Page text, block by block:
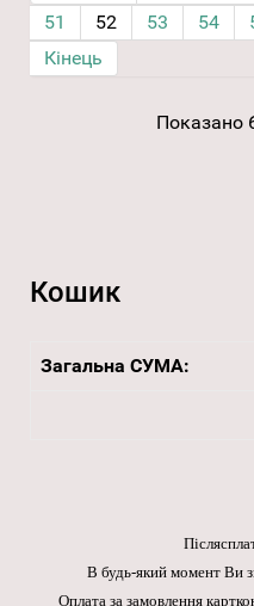
51
52 53 54
Кінець
Показано
Кошик
Загальна СУМА:
В будь-який момент Ви
Оплата за замовлення